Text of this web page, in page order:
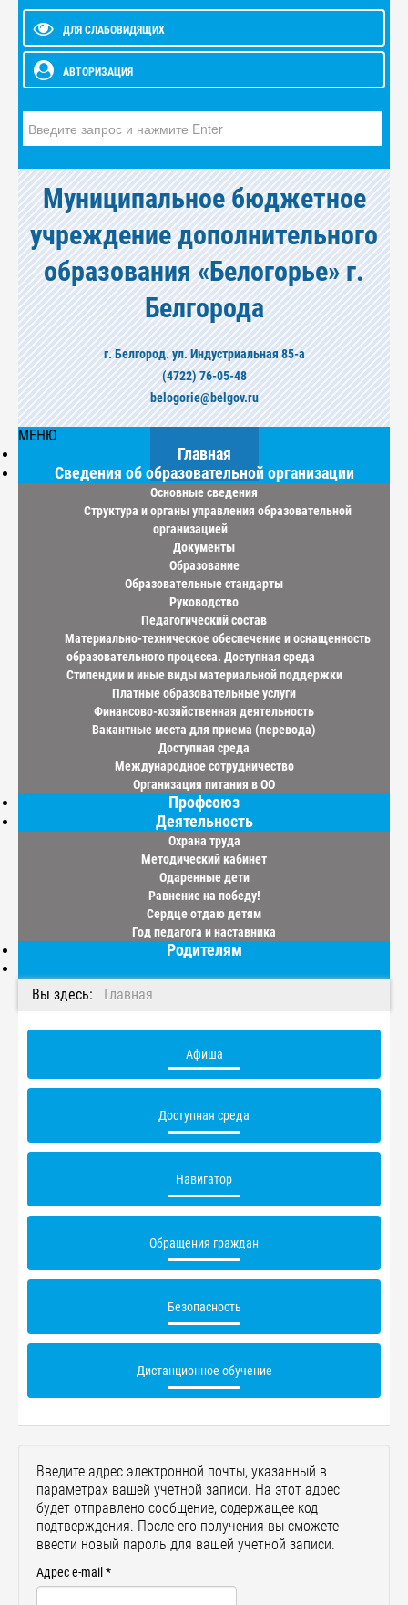
ДЛЯ СЛАБОВИДЯЩИХ
АВТОРИЗАЦИЯ
Муниципальное бюджетное
учреждение дополнительного
образования «Белогорье» г.
Белгорода
г. Белгород. ул. Индустриальная 85-а
(4722) 76-05-48
belogorie@belgov.ru
МЕНЮ
Главная
Сведения об образовательной организации
Основные сведения
Структура и органы управления образовательной
организацией
Документы
Образование
Образовательные стандарты
Руководство
Педагогический состав
Материально-техническое обеспечение и оснащенность
образовательного процесса. Доступная среда
Стипендии и иные виды материальной поддержки
Платные образовательные услуги
Финансово-хозяйственная деятельность
Вакантные места для приема (перевода)
Доступная среда
Международное сотрудничество
Организация питания в ОО
Профсоюз
Деятельность
Охрана труда
Методический кабинет
Одаренные дети
Равнение на победу!
Сердце отдаю детям
Год педагога и наставника
Родителям
Вы здесь: Главная
Афиша
Доступная среда
Навигатор
Обращения граждан
Безопасность
Дистанционное обучение
Введите адрес электронной почты, указанный в
параметрах вашей учетной записи. На этот адрес
будет отправлено сообщение, содержащее код
подтверждения. После его получения вы сможете
ввести новый пароль для вашей учетной записи.
Адрес e-mail *